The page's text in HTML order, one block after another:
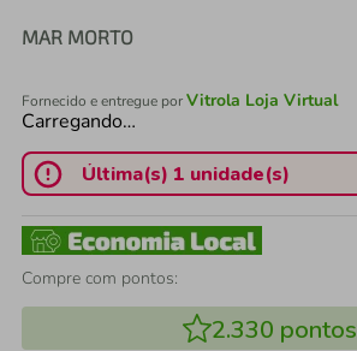
MAR MORTO
Fornecido e entregue porVitrola Loja Virtual
Carregando…
Última(s) 1 unidade(s)
Compre com pontos:
2.330 pontos